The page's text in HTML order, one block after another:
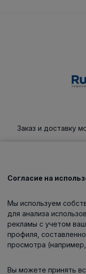
Заказ и доставку
Каталог
О компании
Информация
Согласие на
Мы используем
для анализа
рекламы с учетом
профиля,
просмотра
Вы можете принять